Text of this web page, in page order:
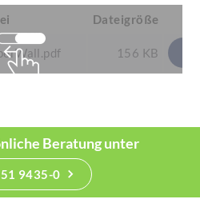
Dateigröße
156 KB
Beratung unter
9435-0